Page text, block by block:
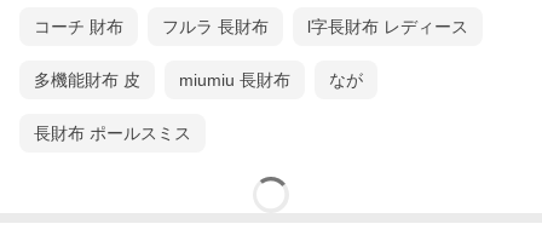
コーチ 財布 フルラ 長財布 l字長財布 レディース
多機能財布 皮 miumiu 長財布 なが
長財布 ポールスミス